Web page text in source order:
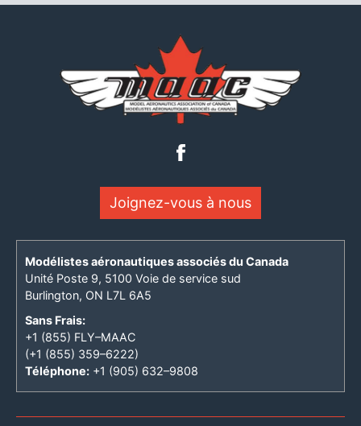
Joignez-vous à nous
Modélistes aéronautiques associés du Canada
Unité Poste 9, 5100 Voie de service sud
Burlington, ON L7L 6A5
Sans Frais:
+1 (855) FLY–MAAC
(+1 (855) 359–6222)
Téléphone: +1 (905) 632–9808